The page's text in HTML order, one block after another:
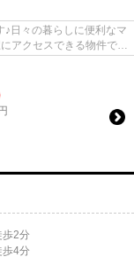
日々の暮らしに便利なマ
アクセスできる物件です
歩2分
歩4分